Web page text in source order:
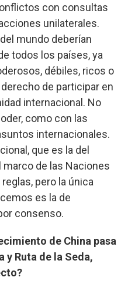
con consultas
unilaterales.
mundo deberían
todos los países, ya
débiles, ricos o
de participar en
internacional. No
como con las
internacionales.
que es la del
de las Naciones
pero la única
es la de
consenso.
de China pasa
y Ruta de la Seda,